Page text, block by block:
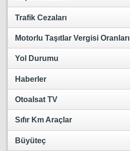
Trafik Cezaları
Motorlu Taşıtlar Vergisi Oranları
Yol Durumu
Haberler
Otoalsat TV
Sıfır Km Araçlar
Büyüteç